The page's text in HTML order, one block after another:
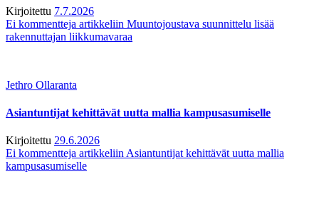
Kirjoitettu 7.7.2026
Ei kommentteja artikkeliin Muuntojoustava suunnittelu lisää
rakennuttajan liikkumavaraa
Jethro Ollaranta
Asiantuntijat kehittävät uutta mallia kampusasumiselle
Kirjoitettu 29.6.2026
Ei kommentteja artikkeliin Asiantuntijat kehittävät uutta mallia
kampusasumiselle